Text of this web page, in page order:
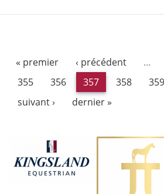
« premier ‹ précédent …
355
356 357 358 359
suivant ›
dernier »